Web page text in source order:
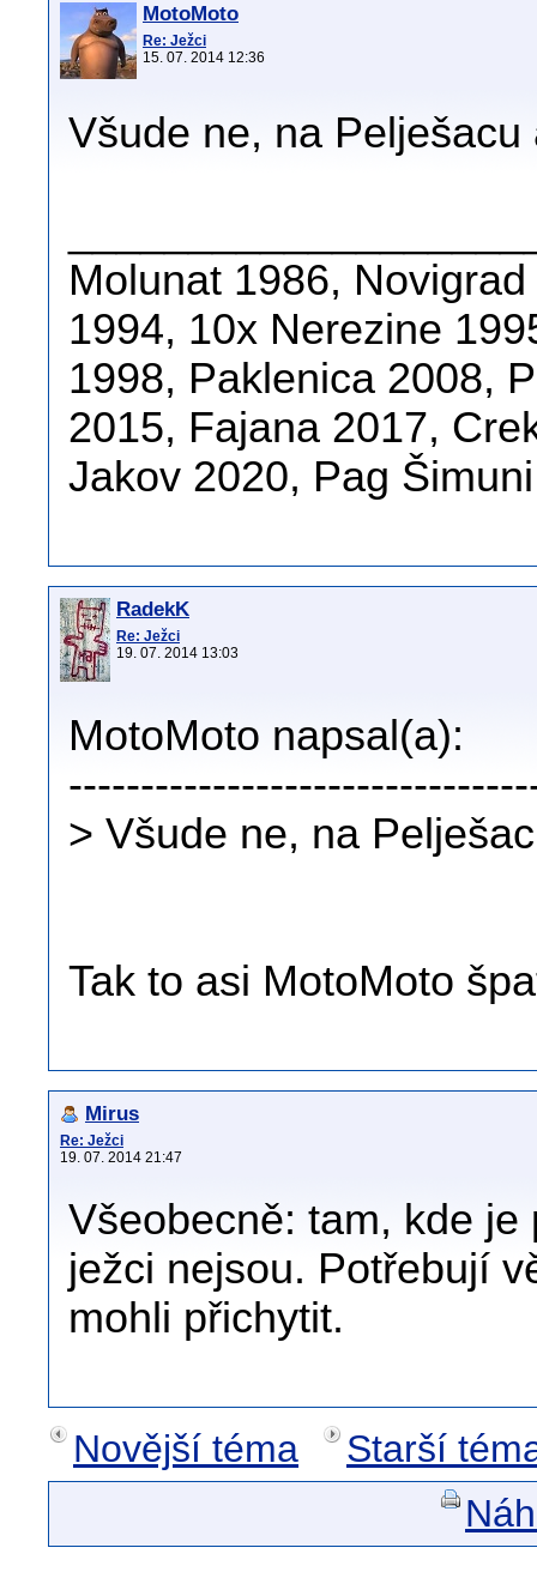
MotoMoto
Re: Ježci
15. 07. 2014 12:36
Všude ne, na Pelješacu
Molunat 1986,
1994, 10x Nerezine
1998, Paklenica 2008,
2015, Fajana 2017,
Jakov 2020, Pag
RadekK
Re: Ježci
19. 07. 2014 13:03
MotoMoto napsal(a):
> Všude ne, na
Tak to asi MotoMoto
Mirus
Re: Ježci
19. 07. 2014 21:47
Všeobecně: tam, kde
ježci nejsou. Potřebují
mohli přichytit.
Novější téma
Starší